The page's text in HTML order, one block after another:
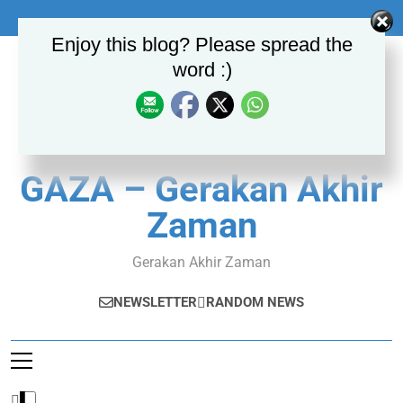
GAZA – Gerakan Akhir
Zaman
Gerakan Akhir Zaman
NEWSLETTER RANDOM NEWS
Enjoy this blog? Please spread the
word :)